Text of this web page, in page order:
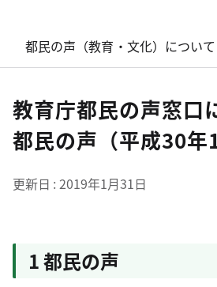
都民の声（教育・文化）につい
教育庁都民の声窓口
都民の声（平成30年
更新日 2019年1月31日
1 都民の声